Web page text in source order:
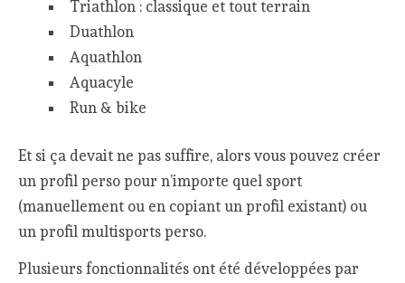
Triathlon : classique et tout terrain
Duathlon
Aquathlon
Aquacyle
Run & bike
Et si ça devait ne pas suffire, alors vous pouvez créer
un profil perso pour n’importe quel sport
(manuellement ou en copiant un profil existant) ou
un profil multisports perso.
Plusieurs fonctionnalités ont été développées par